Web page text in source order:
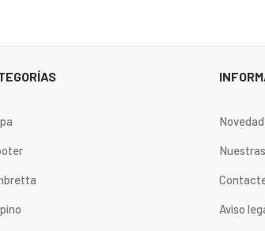
Aviso